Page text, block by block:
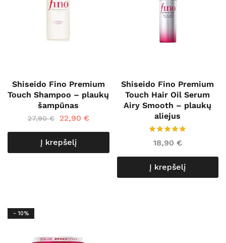
Shiseido Fino Premium
Touch Shampoo – plaukų
šampūnas
27,90€ 22,90 €
Į krepšelį
Shiseido Fino Premium
Touch Hair Oil Serum
Airy Smooth – plaukų
aliejus
18,90 €
Į krepšelį
- 10%